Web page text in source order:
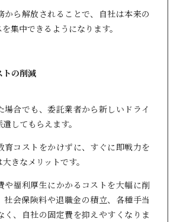
から解放されることで、自社は本来の
集中できるようになります。
トの削減
場合でも、委託業者から新しいドライ
してもらえます。
育コストをかけずに、すぐに即戦力を
きなメリットです。
や福利厚生にかかるコストを大幅に削
社会保険料や退職金の積立、各種手当
く、自社の固定費を抑えやすくなりま